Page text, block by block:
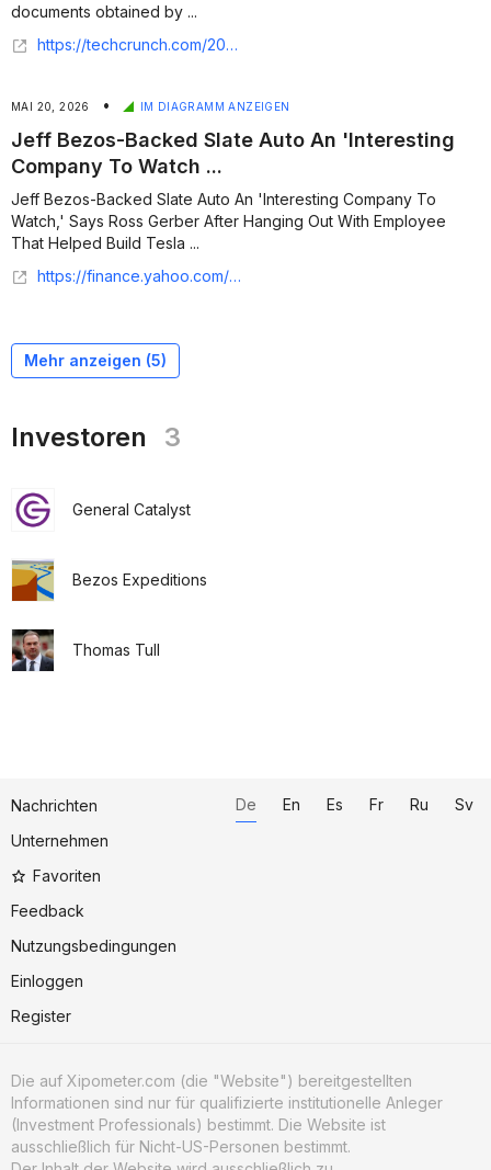
documents obtained by ...
https://techcrunch.com/2026/06/03/carvana-ties-up-with-bezos-backed-slate-auto-as-it-plans-new-car-sales/
MAI 20, 2026 • IM DIAGRAMM ANZEIGEN
Jeff Bezos-Backed Slate Auto An 'Interesting
Company To Watch ...
Jeff Bezos-Backed Slate Auto An 'Interesting Company To
Watch,' Says Ross Gerber After Hanging Out With Employee
That Helped Build Tesla ...
https://finance.yahoo.com/markets/stocks/articles/jeff-bezos-backed-slate-auto-104605880.html
Mehr anzeigen (5)
Investoren 3
General Catalyst
Bezos Expeditions
Thomas Tull
Nachrichten
Unternehmen
Favoriten
Feedback
Nutzungsbedingungen
Einloggen
Register
De En Es Fr Ru Sv
Die auf Xipometer.com (die "Website") bereitgestellten
Informationen sind nur für qualifizierte institutionelle Anleger
(Investment Professionals) bestimmt. Die Website ist
ausschließlich für Nicht-US-Personen bestimmt.